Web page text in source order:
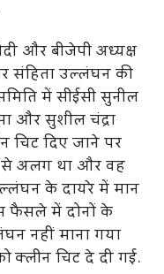
और बीजेपी अध्यक्ष
संहिता उल्लंघन की
में सीईसी सुनील
और सुशील चंद्रा
चिट दिए जाने पर
से अलग था और वह
के दायरे में मान
फैसले में दोनों के
नहीं माना गया
क्लीन चिट दे दी गई.